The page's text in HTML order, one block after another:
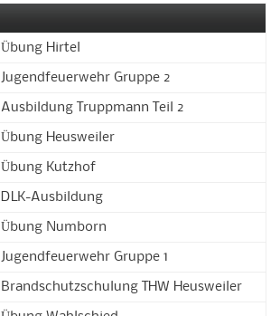
Übung Hirtel
Jugendfeuerwehr Gruppe 2
Ausbildung Truppmann Teil 2
Übung Heusweiler
Übung Kutzhof
DLK-Ausbildung
Übung Numborn
Jugendfeuerwehr Gruppe 1
Brandschutzschulung THW Heusweiler